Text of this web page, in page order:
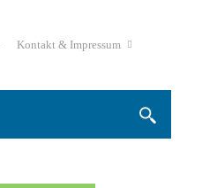
Kontakt & Impressum